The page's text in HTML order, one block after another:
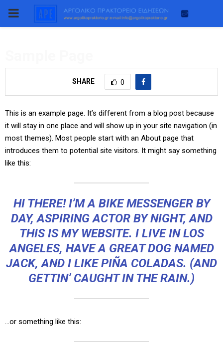
PRIMARY
SHARE 0
This is an example page. It’s different from a blog post because
it will stay in one place and will show up in your site navigation (in
most themes). Most people start with an About page that
introduces them to potential site visitors. It might say something
like this:
HI THERE! I’M A BIKE MESSENGER BY
DAY, ASPIRING ACTOR BY NIGHT, AND
THIS IS MY WEBSITE. I LIVE IN LOS
ANGELES, HAVE A GREAT DOG NAMED
JACK, AND I LIKE PIÑA COLADAS. (AND
GETTIN’ CAUGHT IN THE RAIN.)
…or something like this: